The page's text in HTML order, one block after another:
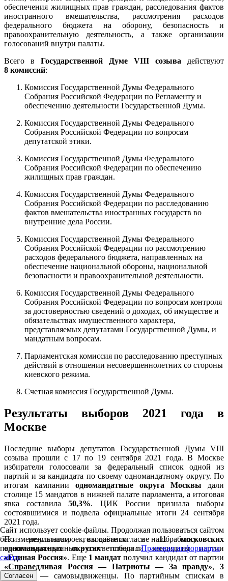
обеспечения жилищных прав граждан, расследования фактов
иностранного вмешательства, рассмотрения расходов
федерального бюджета на оборону, безопасность и
правоохранительную деятельность, а также организации
голосований внутри палаты.
Всего в Государственной Думе VIII созыва действуют
8 комиссий:
Комиссия Государственной Думы Федерального
Собрания Российской Федерации по Регламенту и
обеспечению деятельности Государственной Думы.
Комиссия Государственной Думы Федерального
Собрания Российской Федерации по вопросам
депутатской этики.
Комиссия Государственной Думы Федерального
Собрания Российской Федерации по обеспечению
жилищных прав граждан.
Комиссия Государственной Думы Федерального
Собрания Российской Федерации по расследованию
фактов вмешательства иностранных государств во
внутренние дела России.
Комиссия Государственной Думы Федерального
Собрания Российской Федерации по рассмотрению
расходов федерального бюджета, направленных на
обеспечение национальной обороны, национальной
безопасности и правоохранительной деятельности.
Комиссия Государственной Думы Федерального
Собрания Российской Федерации по вопросам контроля
за достоверностью сведений о доходах, об имуществе и
обязательствах имущественного характера,
представляемых депутатами Государственной Думы, и
мандатным вопросам.
Парламентская комиссия по расследованию преступных
действий в отношении несовершеннолетних со стороны
киевского режима.
Счетная комиссия Государственной Думы.
Результаты выборов 2021 года в
Москве
Последние выборы депутатов Государственной Думы VIII
созыва прошли с 17 по 19 сентября 2021 года. В Москве
избиратели голосовали за федеральный список одной из
партий и за кандидата по своему одномандатному округу. По
итогам кампании одномандатные округа Москвы дали
столице 15 мандатов в нижней палате парламента, а итоговая
явка составила50,3%. ЦИК России признала выборы
состоявшимися и подвела официальные итоги 24 сентября
2021 года.
По результатам голосования в11 московских
одномандатных округахпобедили кандидаты партии
«Единая Россия». Еще 1 мандат получил кандидат от партии
«Справедливая Россия — Патриоты — За правду»,3
мандата
— самовыдвиженцы. По партийным спискам в
Сайт использует cookie-файлы. Продолжая пользоваться сайтом
без изменения настроек, вы даёте согласие на обработку
персональных данных в соответствии сПравовая информация
сайта.
Согласен